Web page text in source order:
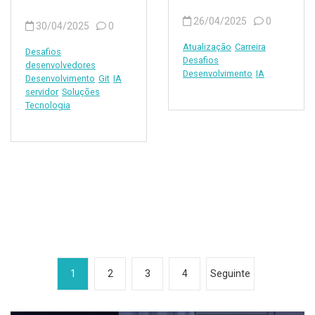
30/04/2025 0
Desafios
desenvolvedores
Desenvolvimento Git IA
servidor Soluções
Tecnologia
26/04/2025 0
Atualização Carreira
Desafios
Desenvolvimento IA
g
1 2 3 4 Seguinte